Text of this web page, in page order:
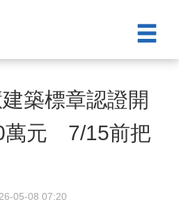
築標章認證開
元 7/15前把
05-08 07:20